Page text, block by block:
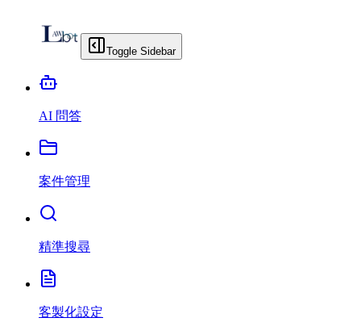
Toggle Sidebar
AI 問答
案件管理
精準搜尋
客製化設定